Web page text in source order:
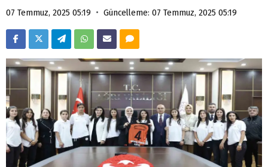
07 Temmuz, 2025 05:19 • Güncelleme: 07 Temmuz, 2025 05:19